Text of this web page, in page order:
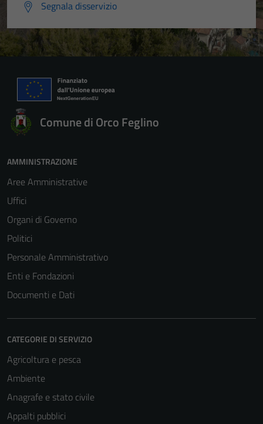
Segnala disservizio
Comune di Orco Feglino
AMMINISTRAZIONE
Aree Amministrative
Uffici
Organi di Governo
Politici
Personale Amministrativo
Enti e Fondazioni
Documenti e Dati
CATEGORIE DI SERVIZIO
Agricoltura e pesca
Ambiente
Anagrafe e stato civile
Appalti pubblici